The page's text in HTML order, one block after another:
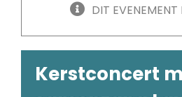
DIT
Kerstconcert